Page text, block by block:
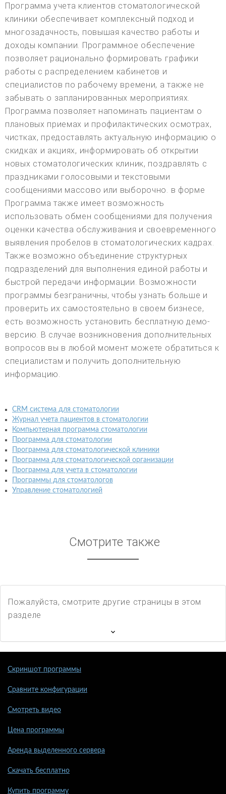
Программа учета клиентов стоматологической
клиники обеспечивает комплексный подход и
многозадачность, повышая качество работы и
доходы компании. Программное обеспечение
позволяет рационально формировать графики
работы с распределением кабинетов и
специалистов по рабочему времени, а также не
забывать о запланированных мероприятиях.
Программа позволяет напоминать пациентам о
плановых приемах и профилактических осмотрах,
чистках, предоставлять актуальную информацию о
скидках и акциях, информировать об открытии
новых стоматологических клиник, поздравлять с
праздниками голосовыми и текстовыми
сообщениями массово или выборочно. в форме
Программа также имеет возможность
использовать обмен сообщениями для получения
оценки качества обслуживания и своевременного
выявления пробелов в стоматологических кадрах.
Также возможно объединение структурных
подразделений для выполнения единой работы и
быстрой передачи информации. Возможности
программы безграничны, чтобы узнать больше и
проверить их самостоятельно в своем бизнесе,
есть возможность установить бесплатную демо-
версию. В случае возникновения дополнительных
вопросов вы в любой момент можете обратиться к
специалистам и получить дополнительную
информацию.
CRM система для стоматологии
Журнал учета пациентов в стоматологии
Компьютерная программа стоматологии
Программа для стоматологии
Программа для стоматологической клиники
Программа для стоматологической организации
Программа для учета в стоматологии
Программы для стоматологов
Управление стоматологией
Смотрите также
Пожалуйста, смотрите другие страницы в этом
разделе
Скриншот программы
Сравните конфигурации
Смотреть видео
Цена программы
Аренда выделенного сервера
Скачать бесплатно
Купить программу